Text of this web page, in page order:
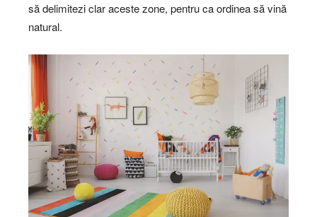
să delimitezi clar aceste zone, pentru ca ordinea să vină
natural.